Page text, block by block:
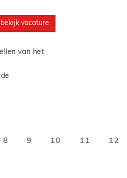
van een
bekijk vacature
van het
8 9 10 11 12